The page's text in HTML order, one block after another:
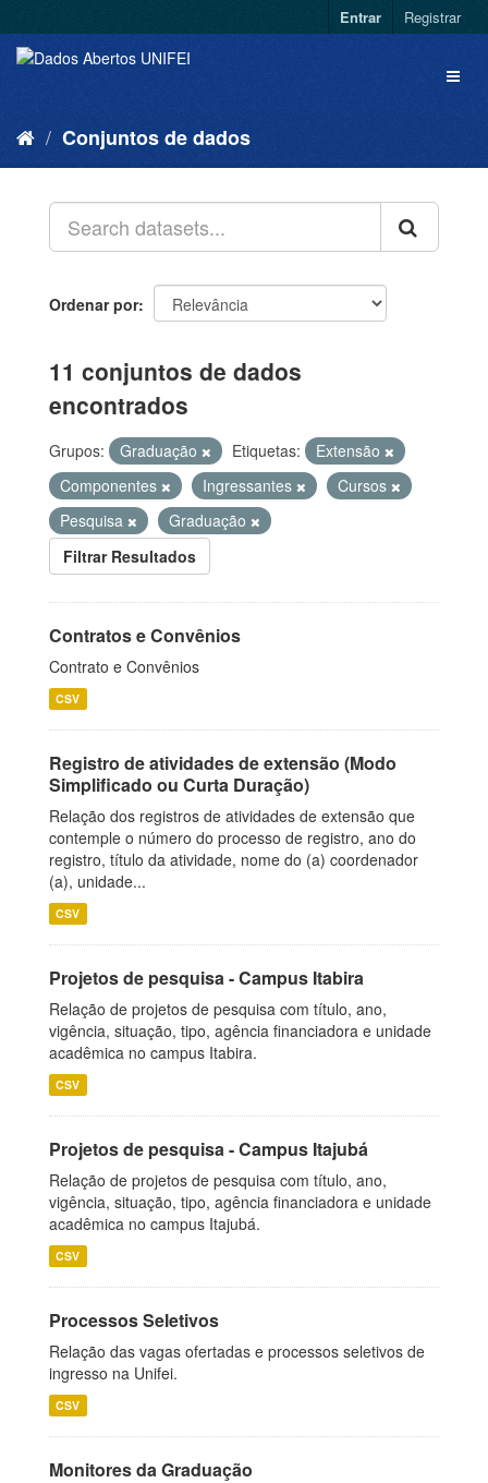
Entrar Registrar
Conjuntos de dados
Ordenar por
11 conjuntos de dados
encontrados
Grupos: Graduação Etiquetas:
Extensão
Componentes
Ingressantes
Cursos
Pesquisa
Graduação
Filtrar Resultados
Contratos e Convênios
Contrato e Convênios
CSV
Registro de atividades de extensão (Modo
Simplificado ou Curta Duração)
Relação dos registros de atividades de extensão que
contemple o número do processo de registro, ano do
registro, título da atividade, nome do (a) coordenador
(a), unidade...
CSV
Projetos de pesquisa - Campus Itabira
Relação de projetos de pesquisa com título, ano,
vigência, situação, tipo, agência financiadora e unidade
acadêmica no campus Itabira.
CSV
Projetos de pesquisa - Campus Itajubá
Relação de projetos de pesquisa com título, ano,
vigência, situação, tipo, agência financiadora e unidade
acadêmica no campus Itajubá.
CSV
Processos Seletivos
Relação das vagas ofertadas e processos seletivos de
ingresso na Unifei.
CSV
Monitores da Graduação